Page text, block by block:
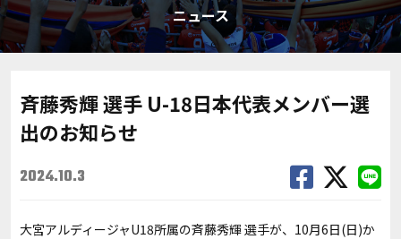
ニュース
斉藤秀輝 選手 U-18日本代表メンバー選
出のお知らせ
2024.10.3
大宮アルディージャU18所属の斉藤秀輝 選手が、10月6日(日)か